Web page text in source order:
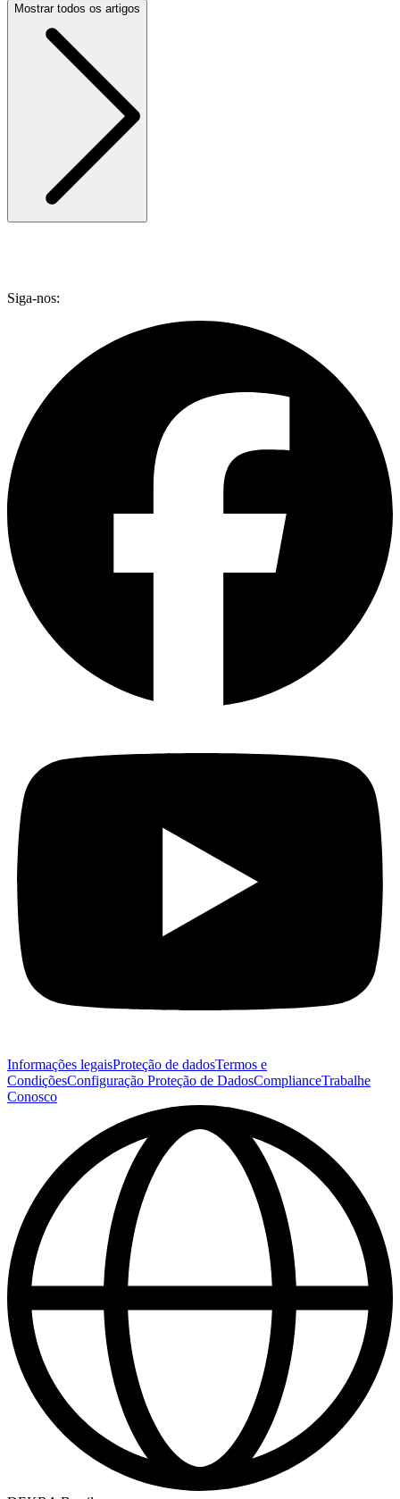
Mostrar todos os artigos
Siga-nos:
Informações legaisProteção de dadosTermos e
CondiçõesConfiguração Proteção de DadosComplianceTrabalhe
Conosco